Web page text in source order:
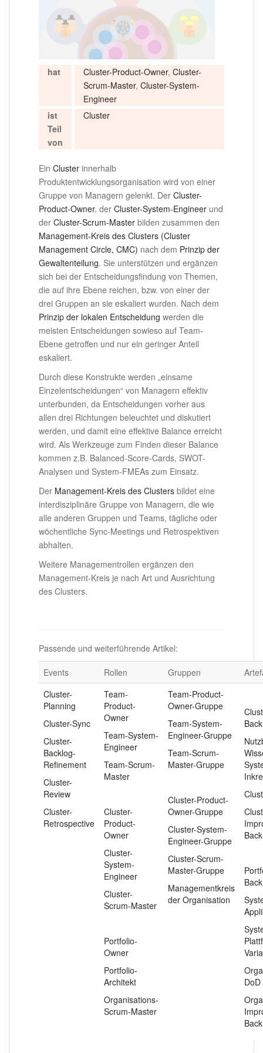
hat Cluster-Product-Owner, Cluster-
Scrum-Master, Cluster-System-
Engineer
ist
Teil
von
Cluster
Ein Cluster innerhalb
Produktentwicklungsorganisation wird von einer
Gruppe von Managern gelenkt. Der Cluster-
Product-Owner, der Cluster-System-Engineer und
der Cluster-Scrum-Master bilden zusammen den
Management-Kreis des Clusters (Cluster
Management Circle, CMC) nach dem Prinzip der
Gewaltenteilung. Sie unterstützen und ergänzen
sich bei der Entscheidungsfindung von Themen,
die auf ihre Ebene reichen, bzw. von einer der
drei Gruppen an sie eskaliert wurden. Nach dem
Prinzip der lokalen Entscheidung werden die
meisten Entscheidungen sowieso auf Team-
Ebene getroffen und nur ein geringer Anteil
eskaliert.
Durch diese Konstrukte werden „einsame
Einzelentscheidungen“ von Managern effektiv
unterbunden, da Entscheidungen vorher aus
allen drei Richtungen beleuchtet und diskutiert
werden, und damit eine effektive Balance erreicht
wird. Als Werkzeuge zum Finden dieser Balance
kommen z.B. Balanced-Score-Cards, SWOT-
Analysen und System-FMEAs zum Einsatz.
Der Management-Kreis des Clusters bildet eine
interdisziplinäre Gruppe von Managern, die wie
alle anderen Gruppen und Teams, tägliche oder
wöchentliche Sync-Meetings und Retrospektiven
abhalten.
Weitere Managementrollen ergänzen den
Management-Kreis je nach Art und Ausrichtung
des Clusters.
Passende und weiterführende Artikel:
Events Rollen Gruppen
Cluster-
Planning
Cluster-Sync
Cluster-
Backlog-
Refinement
Cluster-
Review
Cluster-
Retrospective
Team-
Product-
Owner
Team-System-
Engineer
Team-Scrum-
Master
Cluster-
Product-
Owner
Cluster-
System-
Engineer
Cluster-
Scrum-Master
Portfolio-
Owner
Portfolio-
Architekt
Organisations-
Scrum-Master
Team-Product-
Owner-Gruppe
Team-System-
Engineer-Gruppe
Team-Scrum-
Master-Gruppe
Cluster-Product-
Owner-Gruppe
Cluster-System-
Engineer-Gruppe
Cluster-Scrum-
Master-Gruppe
Managementkreis
der Organisation
DoD